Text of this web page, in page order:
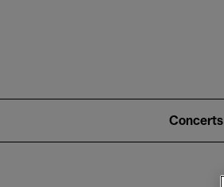
2)
Concerts